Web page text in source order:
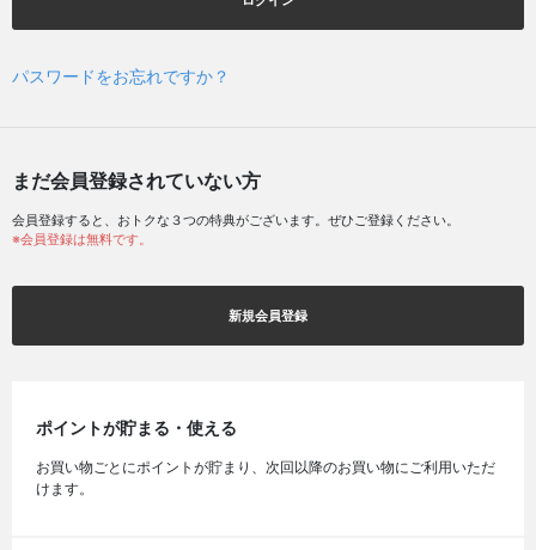
パスワードをお忘れですか？
まだ会員登録されていない方
会員登録すると、おトクな３つの特典がございます。ぜひご登録ください。
※会員登録は無料です。
新規会員登録
ポイントが貯まる・使える
お買い物ごとにポイントが貯まり、次回以降のお買い物にご利用いただ
けます。